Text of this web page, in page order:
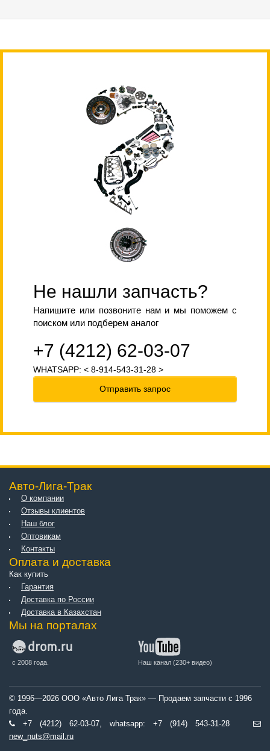
Не нашли запчасть?
Напишите или позвоните нам и мы поможем с
поиском или подберем аналог
+7 (4212) 62-03-07
WHATSAPP: < 8-914-543-31-28 >
Отправить запрос
Авто-Лига-Трак
О компании
Отзывы клиентов
Наш блог
Оптовикам
Контакты
Оплата и доставка
Как купить
Гарантия
Доставка по России
Доставка в Казахстан
Мы на порталах
с 2008 года. Наш канал (230+ видео)
© 1996—2026 ООО «Авто Лига Трак» — Продаем запчасти с 1996
года.
+7 (4212) 62-03-07, whatsapp: +7 (914) 543-31-28
new_nuts@mail.ru